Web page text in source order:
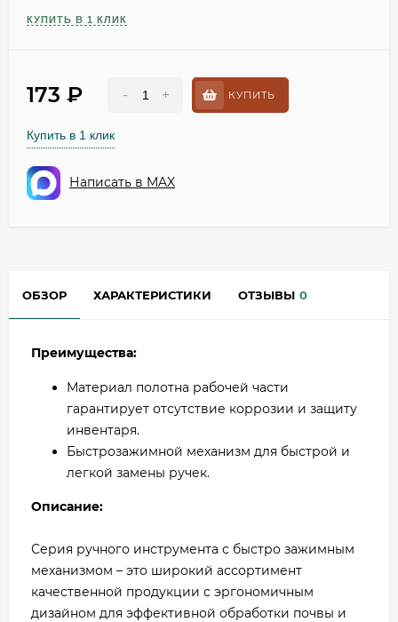
КУПИТЬ В 1 КЛИК
173 - + КУПИТЬ
Купить в 1 клик
Написать в MAX
ОБЗОР ХАРАКТЕРИСТИКИ ОТЗЫВЫ 0
Преимущества:
Материал полотна рабочей части
гарантирует отсутствие коррозии и защиту
инвентаря.
Быстрозажимной механизм для быстрой и
легкой замены ручек.
Описание:
Серия ручного инструмента с быстро зажимным
механизмом – это широкий ассортимент
качественной продукции с эргономичным
дизайном для эффективной обработки почвы и